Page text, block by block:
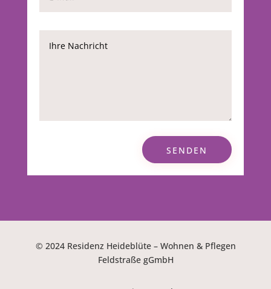
SENDEN
© 2024 Residenz Heideblüte – Wohnen & Pflegen
Feldstraße gGmbH